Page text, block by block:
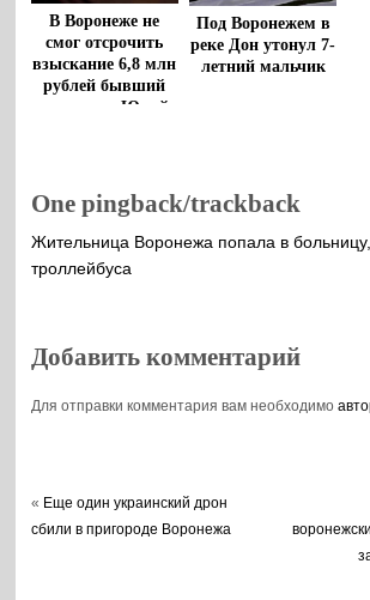
В Воронеже не
смог отсрочить
взыскание 6,8 млн
рублей бывший
чиновник Юрий
Под Воронежем в
реке Дон утонул 7-
летний мальчик
One pingback/trackback
Жительница Воронежа попала в
троллейбуса
Добавить комментарий
Для отправки комментария вам необходимо
« Еще один украинский дрон
сбили в пригороде Воронежа